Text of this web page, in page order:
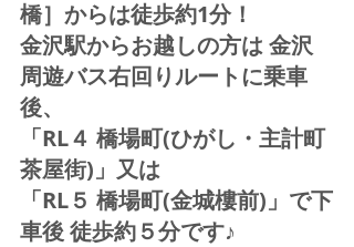
橋］からは徒歩約1分！
金沢駅からお越しの方は 金沢
周遊バス右回りルートに乗車
後、
「RL４ 橋場町(ひがし・主計町
茶屋街)」又は
「RL５ 橋場町(金城樓前)」で下
車後 徒歩約５分です♪